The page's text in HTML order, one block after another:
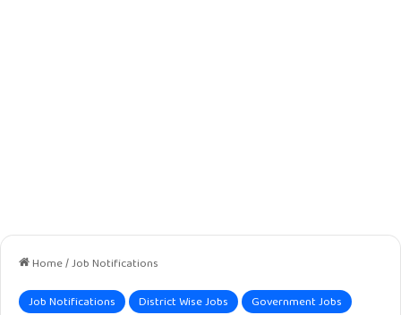
Home/Job Notifications
Job Notifications District Wise Jobs
Government Jobs